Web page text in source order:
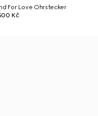
For Love Ohrstecker
Kč